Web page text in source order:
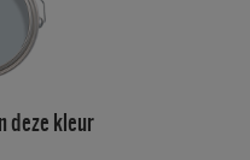
deze kleur